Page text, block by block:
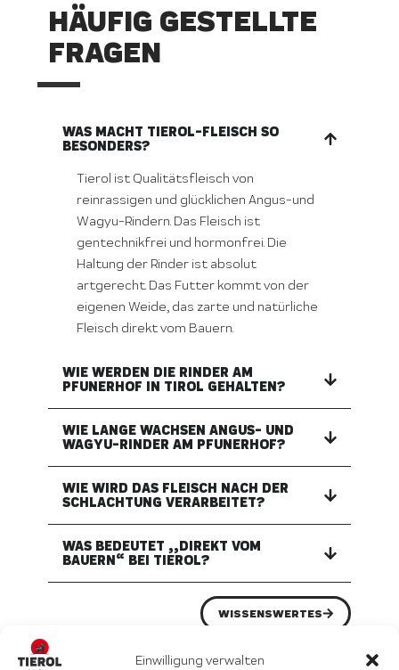
Einwilligung verwalten
HÄUFIG GESTELLTE
FRAGEN
WAS MACHT TIEROL-FLEISCH SO
BESONDERS?
Tierol ist Qualitätsfleisch von
reinrassigen und glücklichen Angus-und
Wagyu-Rindern. Das Fleisch ist
gentechnikfrei und hormonfrei. Die
Haltung der Rinder ist absolut
artgerecht. Das Futter kommt von der
eigenen Weide, das zarte und natürliche
Fleisch direkt vom Bauern.
WIE WERDEN DIE RINDER AM
PFUNERHOF IN TIROL GEHALTEN?
WIE LANGE WACHSEN ANGUS- UND
WAGYU-RINDER AM PFUNERHOF?
WIE WIRD DAS FLEISCH NACH DER
SCHLACHTUNG VERARBEITET?
WAS BEDEUTET „„DIREKT VOM
BAUERN“ BEI TIEROL?
WISSENSWERTES